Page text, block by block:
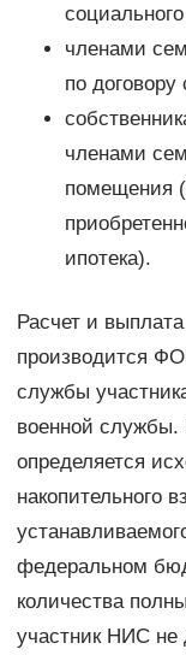
членами
по
членами
помещения
ипотека).
Расчет и
производится
службы
военной службы.
определяется
накопительного
федеральном
количества
участник НИС не